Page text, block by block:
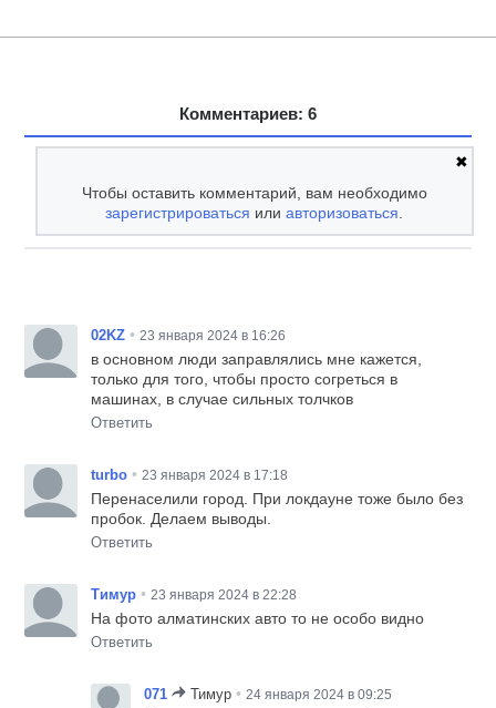
Комментариев: 6
✖
Чтобы оставить комментарий, вам необходимо
зарегистрироваться илиавторизоваться
02KZ • 23 января 2024 в 16:26
в основном люди заправлялись мне кажется,
только для того, чтобы просто согреться в
машинах, в случае сильных толчков
Ответить
turbo • 23 января 2024 в 17:18
Перенаселили город. При локдауне тоже было без
пробок. Делаем выводы.
Ответить
Тимур • 23 января 2024 в 22:28
На фото алматинских авто то не особо видно
Ответить
071 Тимур • 24 января 2024 в 09:25